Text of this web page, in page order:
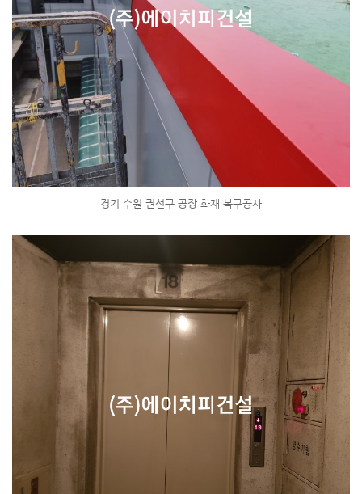
경기 수원 권선구 공장 화재 복구공사